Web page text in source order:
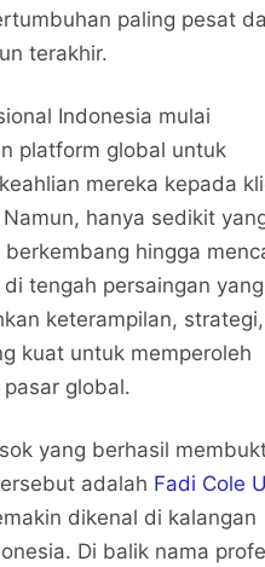
paling pesat
terakhir.
Indonesia mulai
platform global untuk
mereka kepada
hanya sedikit
hingga
tengah persaingan
keterampilan,
kuat untuk memperoleh
global.
yang berhasil
adalah Fadi Cole
dikenal di kalangan
Di balik nama